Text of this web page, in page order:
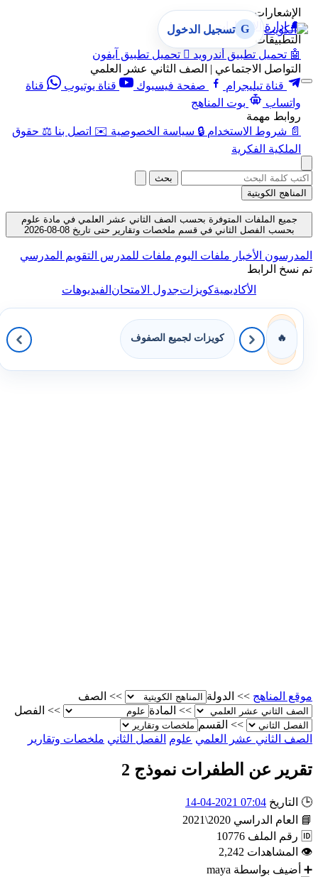
الإشعارات
🔔 إدارة الإشعارات
التطبيقات
🤖 تحميل تطبيق أندرويد  تحميل تطبيق آيفون
التواصل الاجتماعي | الصف الثاني عشر العلمي
قناة تيليجرام
صفحة فيسبوك قناة يوتيوب
قناة
واتساب
بوت المناهج
روابط مهمة
📄 شروط الاستخدام 🔒 سياسة الخصوصية ✉️ اتصل بنا ⚖️ حقوق
الملكية الفكرية
G تسجيل الدخول
بحث
المناهج الكويتية
جميع الملفات المتوفرة بحسب الصف الثاني عشر العلمي في مادة علوم
بحسب الفصل الثاني في قسم ملخصات وتقارير حتى تاريخ 08-08-2026
المدرسون الأخبار ملفات اليوم ملفات للمدرس التقويم المدرسي
تم نسخ الرابط
الأكاديميةكويزاتجدول الامتحانالفيديوهات
🔥 كويزات لجميع الصفوف
موقع المناهج >> الدولة >>
الصف
>>
المادة >>
الفصل
>>
القسم
الصف الثاني عشر العلمي علوم الفصل الثاني ملخصات وتقارير
تقرير عن الطفرات نموذج 2
🕒 التاريخ 07:04 2021-04-14
📘
العام الدراسي 2020\2021
🆔 رقم الملف 10776
👁
المشاهدات 2,242
➕
أضيف بواسطة maya